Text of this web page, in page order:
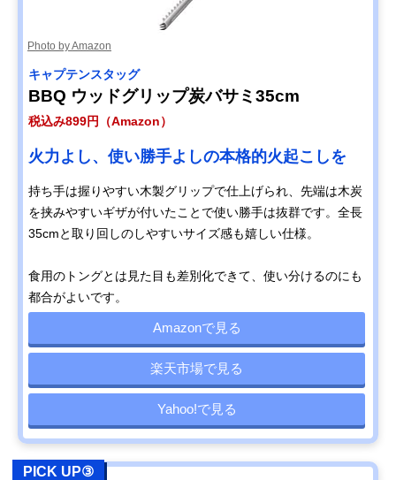
Photo by Amazon
キャプテンスタッグ
BBQ ウッドグリップ炭バサミ35cm
税込み899円（Amazon）
火力よし、使い勝手よしの本格的火起こしを
持ち手は握りやすい木製グリップで仕上げられ、先端は木炭
を挟みやすいギザが付いたことで使い勝手は抜群です。全長
35cmと取り回しのしやすいサイズ感も嬉しい仕様。
食用のトングとは見た目も差別化できて、使い分けるのにも
都合がよいです。
Amazonで見る
楽天市場で見る
Yahoo!で見る
PICK UP③